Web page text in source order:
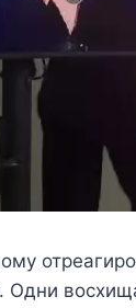
Одни